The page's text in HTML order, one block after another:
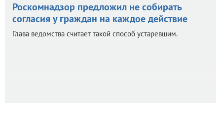
Роскомнадзор предложил не собирать
согласия у граждан на каждое действие
Глава ведомства считает такой способ устаревшим.